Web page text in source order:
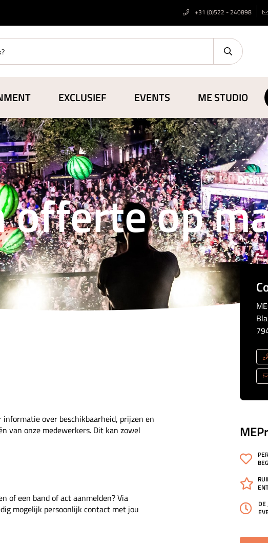
+31 (0)522 - 240898
EXCLUSIEF EVENTS ME STUDIO
offerte op
informatie over beschikbaarheid, prijzen en
van onze medewerkers. Dit kan zowel
of een band of act aanmelden? Via
mogelijk persoonlijk contact met jou
DE